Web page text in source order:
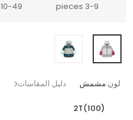
3-9 pieces
10-49 pieces
لون:مشمش دليل المقاسات
2T(100)